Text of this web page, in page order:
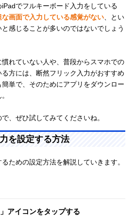
でフルキーボード入力をしている
画面で入力している感覚がない 、とい
感じることが多いのではないでしょう
れていない人や、普段からスマホでの
方には、断然フリック入力がおすすめ
単で、そのためにアプリをダウンロー
、ぜひ試してみてくださいね。
を設定する方法
ための設定方法を解説していきます。
アイコンをタップする